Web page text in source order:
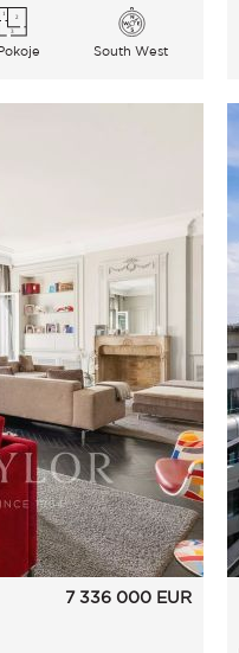
South West
7 336 000 EUR